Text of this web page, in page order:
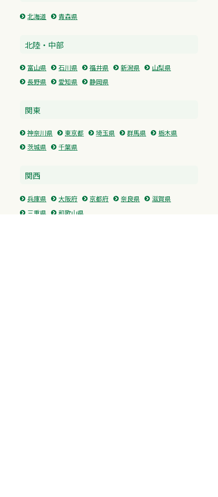
北海道 青森県
北陸・中部
富山県 石川県 福井県 新潟県
山梨県
長野県
愛知県 静岡県
関東
神奈川県 東京都 埼玉県 群馬県
栃木県
茨城県
千葉県
関西
兵庫県 大阪府 京都府 奈良県
滋賀県
三重県
和歌山県